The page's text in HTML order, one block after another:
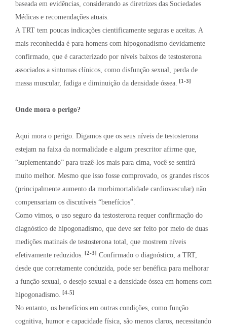
baseada em evidências, considerando as diretrizes das Sociedades
Médicas e recomendações atuais.
A TRT tem poucas indicações cientificamente seguras e aceitas. A
mais reconhecida é para homens com hipogonadismo devidamente
confirmado, que é caracterizado por níveis baixos de testosterona
associados a sintomas clínicos, como disfunção sexual, perda de
massa muscular, fadiga e diminuição da densidade óssea. [1-3]
Onde mora o perigo?
Aqui mora o perigo. Digamos que os seus níveis de testosterona
estejam na faixa da normalidade e algum prescritor afirme que,
“suplementando” para trazê-los mais para cima, você se sentirá
muito melhor. Mesmo que isso fosse comprovado, os grandes riscos
(principalmente aumento da morbimortalidade cardiovascular) não
compensariam os discutíveis “benefícios”.
Como vimos, o uso seguro da testosterona requer confirmação do
diagnóstico de hipogonadismo, que deve ser feito por meio de duas
medições matinais de testosterona total, que mostrem níveis
efetivamente reduzidos. [2-3] Confirmado o diagnóstico, a TRT,
desde que corretamente conduzida, pode ser benéfica para melhorar
a função sexual, o desejo sexual e a densidade óssea em homens com
hipogonadismo. [4-5]
No entanto, os benefícios em outras condições, como função
cognitiva, humor e capacidade física, são menos claros, necessitando